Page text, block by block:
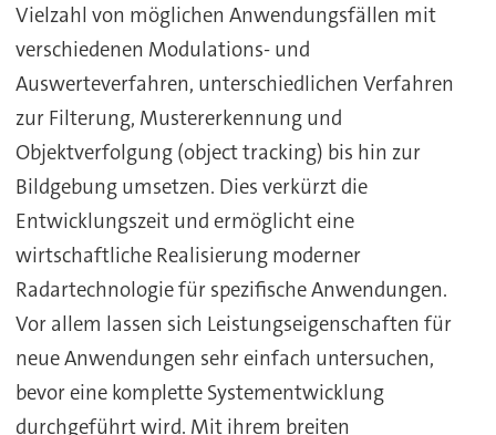
Vielzahl von möglichen Anwendungsfällen mit
verschiedenen Modulations- und
Auswerteverfahren, unterschiedlichen Verfahren
zur Filterung, Mustererkennung und
Objektverfolgung (object tracking) bis hin zur
Bildgebung umsetzen. Dies verkürzt die
Entwicklungszeit und ermöglicht eine
wirtschaftliche Realisierung moderner
Radartechnologie für spezifische Anwendungen.
Vor allem lassen sich Leistungseigenschaften für
neue Anwendungen sehr einfach untersuchen,
bevor eine komplette Systementwicklung
durchgeführt wird. Mit ihrem breiten